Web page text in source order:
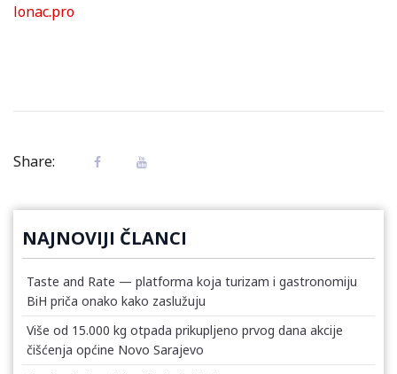
lonac.pro
Share:
NAJNOVIJI ČLANCI
Taste and Rate — platforma koja turizam i gastronomiju
BiH priča onako kako zaslužuju
Više od 15.000 kg otpada prikupljeno prvog dana akcije
čišćenja općine Novo Sarajevo